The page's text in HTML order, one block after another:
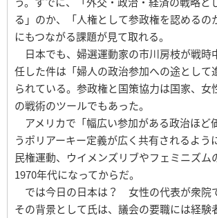
る」のか、「人権として参政権を認めるの
にもつながる課題が見て取れる。
日本でも、婦選運動家の市川房枝が戦時
任した件は「婦人の政治参加への途として
られている。参政権と国策協力は国家、女
の戦術のツールでもあった。
アメリカで「幅広い参加がある政治ほど
うポリアーキー定義が広く共有されるよう
民権運動、ウイメンズリブやフェミニズム
1970年代になってからだ。
では今日の日本は？ 女性の代表が衆院
その背景として氏は、議会の要職には経験